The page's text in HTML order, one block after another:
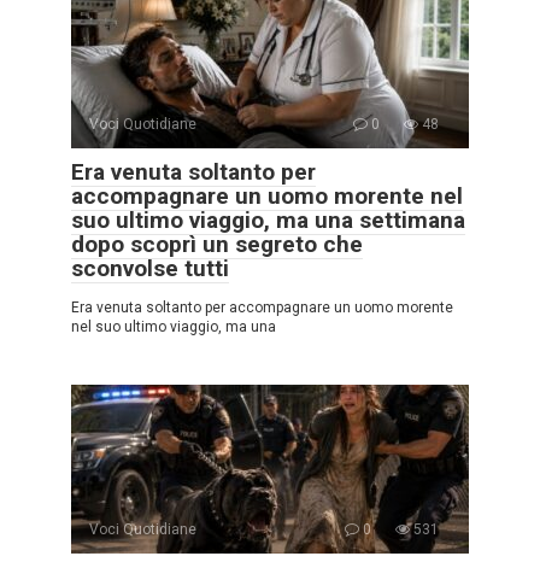
Voci Quotidiane 0 48
Era venuta soltanto per
accompagnare un uomo morente nel
suo ultimo viaggio, ma una settimana
dopo scoprì un segreto che
sconvolse tutti
Era venuta soltanto per accompagnare un uomo morente
nel suo ultimo viaggio, ma una
Voci Quotidiane 0 531